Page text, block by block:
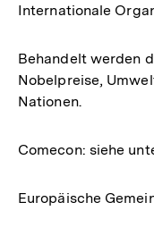
Internationale
Behandelt werden
Nobelpreise,
Nationen.
Comecon: siehe
Europäische